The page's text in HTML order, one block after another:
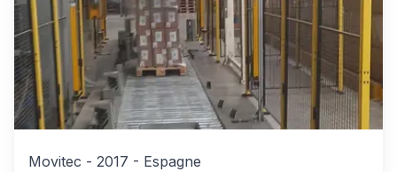
Movitec - 2017 - Espagne